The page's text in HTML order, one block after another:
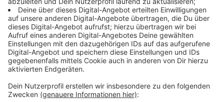
Die Arbeiten finden zum größten Teil auf dem Gehweg
statt. Damit die Fußgängerinnen und Fußgänger aber
weiterhin sicher unterwegs sein können, wird für die
gesamte Bauzeit in Richtung Rheinkniebrücke eine
Fahrspur gesperrt.
Anzeige